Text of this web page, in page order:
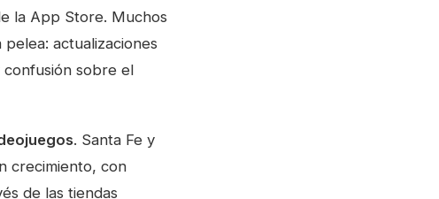
la App Store. Muchos
actualizaciones
confusión sobre el
. Santa Fe y
crecimiento, con
de las tiendas